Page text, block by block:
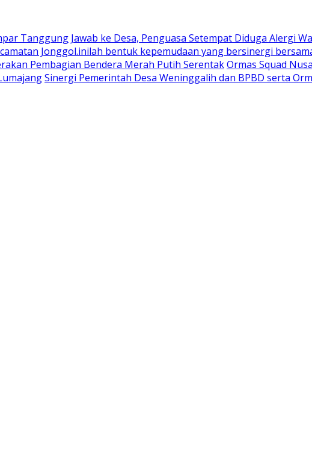
Tanggung Jawab ke Desa, Penguasa Setempat Diduga Alergi
Jonggol.inilah bentuk kepemudaan yang bersinergi
Pembagian Bendera Merah Putih SerentakOrmas Squad
Sinergi Pemerintah Desa Weninggalih dan BPBD serta